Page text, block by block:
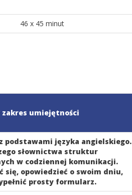
46 x 45 minut
zakres umiejętności
podstawami języka angielskiego.
słownictwa struktur
w codziennej komunikacji.
się, opowiedzieć o swoim dniu,
prosty formularz.